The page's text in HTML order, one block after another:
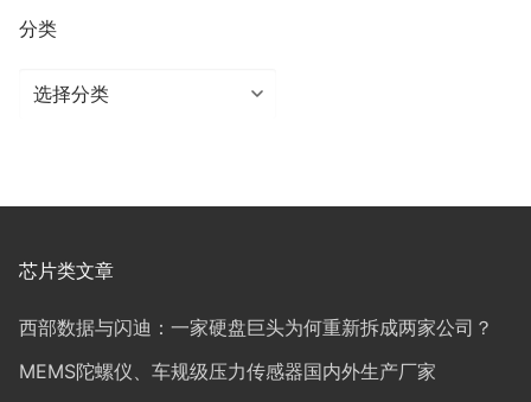
分类
分
芯片类文章
西部数据与闪迪：一家硬盘巨头为何重新拆成两家公司？
MEMS陀螺仪、车规级压力传感器国内外生产厂家